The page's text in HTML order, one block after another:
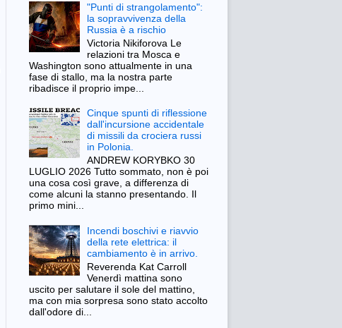
"Punti di strangolamento":
la sopravvivenza della
Russia è a rischio
Victoria Nikiforova Le
relazioni tra Mosca e
Washington sono attualmente in una
fase di stallo, ma la nostra parte
ribadisce il proprio impe...
Cinque spunti di riflessione
dall'incursione accidentale
di missili da crociera russi
in Polonia.
ANDREW KORYBKO 30
LUGLIO 2026 Tutto sommato, non è poi
una cosa così grave, a differenza di
come alcuni la stanno presentando. Il
primo mini...
Incendi boschivi e riavvio
della rete elettrica: il
cambiamento è in arrivo.
Reverenda Kat Carroll
Venerdì mattina sono
uscito per salutare il sole del mattino,
ma con mia sorpresa sono stato accolto
dall'odore di...